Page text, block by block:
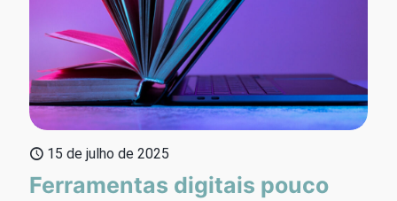
15 de julho de 2025
Ferramentas digitais pouco